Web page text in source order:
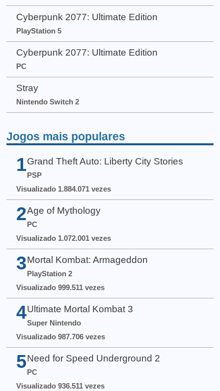
Cyberpunk 2077: Ultimate Edition
PlayStation 5
Cyberpunk 2077: Ultimate Edition
PC
Stray
Nintendo Switch 2
Jogos mais populares
1 Grand Theft Auto: Liberty City Stories
PSP
Visualizado 1.884.071 vezes
2 Age of Mythology
PC
Visualizado 1.072.001 vezes
3 Mortal Kombat: Armageddon
PlayStation 2
Visualizado 999.511 vezes
4 Ultimate Mortal Kombat 3
Super Nintendo
Visualizado 987.706 vezes
5 Need for Speed Underground 2
PC
Visualizado 936.511 vezes